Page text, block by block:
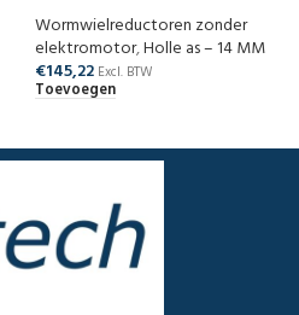
Wormwielreductoren zonder
elektromotor,Holle as – 14 MM
€145,22 Excl. BTW
Toevoegen